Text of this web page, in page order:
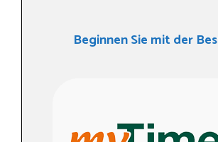
Beginnen Sie mit der